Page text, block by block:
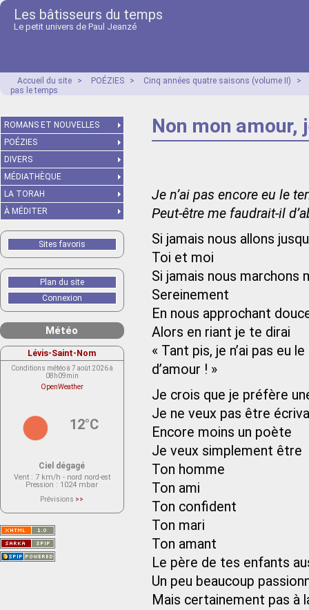
Les bâtisseurs du temps
Le petit univers de Paul Jeanzé
Accueil du site > POÉZIES > Cinq années quatre saisons (volume II)
>
pas le temps
Non mon amour,
Je n’ai pas encore eu le
Peut-être me faudrait-il
Si jamais nous allons
Toi et moi
Si jamais nous marchons
Sereinement
En nous approchant
Alors en riant je te dirai
« Tant pis, je n’ai pas eu
d’amour ! »
Je crois que je préfère
Je ne veux pas être
Encore moins un poète
Je veux simplement être
Ton homme
Ton ami
Ton confident
Ton mari
Ton amant
Le père de tes enfants
Un peu beaucoup
Mais certainement pas à
ROMANS ET NOUVELLES
POÉZIES
DIVERS
MÉDIATHÈQUE
LA TORAH
À MÉDITER
Sites favoris
Plan du site
Connexion
Météo
Lévis-Saint-Nom
Conditions météo à 7 août 2026 à
08h09min
OpenWeather
12°C
Ciel dégagé
Vent : 7 km/h - nord nord-est
Pression : 1024 mbar
Prévisions >>
actuellement aucune prévision
Saint-Nom.
Veuillez consulter le message du
service ci-dessous.
(401 - Invalid API key. Please see
https://openweathermap.org/faq#error401